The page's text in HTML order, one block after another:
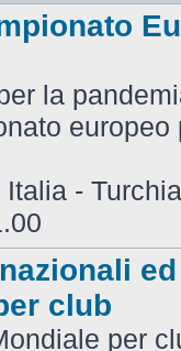
la
europeo
-
ed
club
per